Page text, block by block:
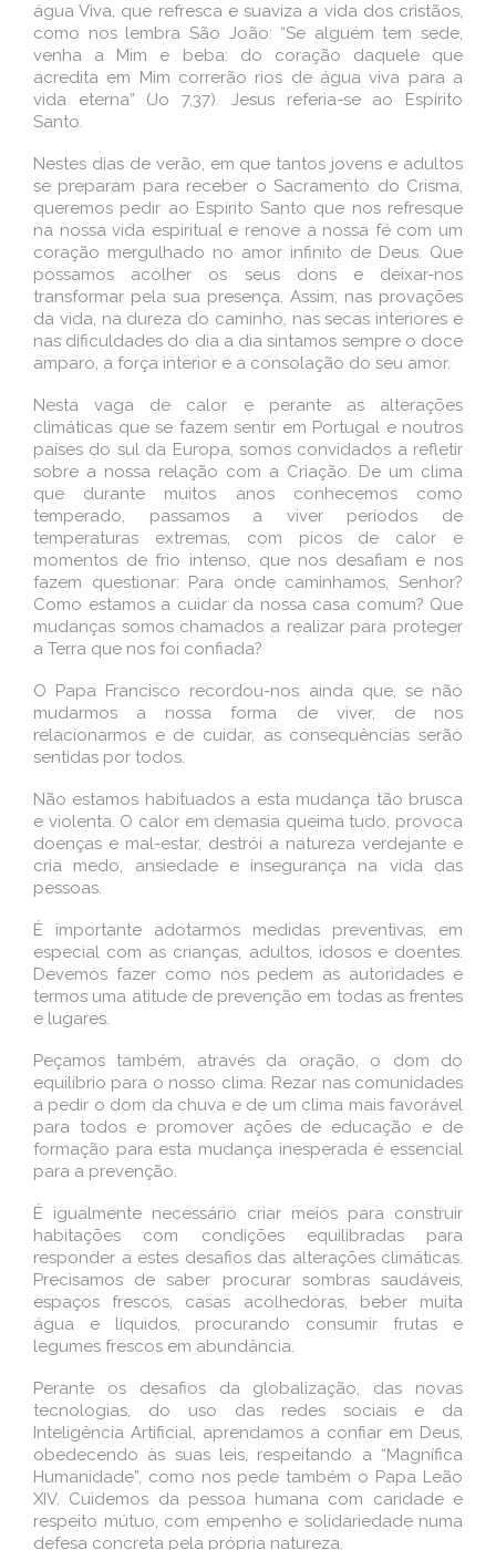
água Viva, que refresca e suaviza a vida dos cristãos,
como nos lembra São João: “Se alguém tem sede,
venha a Mim e beba: do coração daquele que
acredita em Mim correrão rios de água viva para a
vida eterna” (Jo 7,37). Jesus referia-se ao Espírito
Santo.
Nestes dias de verão, em que tantos jovens e adultos
se preparam para receber o Sacramento do Crisma,
queremos pedir ao Espírito Santo que nos refresque
na nossa vida espiritual e renove a nossa fé com um
coração mergulhado no amor infinito de Deus. Que
possamos acolher os seus dons e deixar-nos
transformar pela sua presença. Assim, nas provações
da vida, na dureza do caminho, nas secas interiores e
nas dificuldades do dia a dia sintamos sempre o doce
amparo, a força interior e a consolação do seu amor.
Nesta vaga de calor e perante as alterações
climáticas que se fazem sentir em Portugal e noutros
países do sul da Europa, somos convidados a refletir
sobre a nossa relação com a Criação. De um clima
que durante muitos anos conhecemos como
temperado, passamos a viver períodos de
temperaturas extremas, com picos de calor e
momentos de frio intenso, que nos desafiam e nos
fazem questionar: Para onde caminhamos, Senhor?
Como estamos a cuidar da nossa casa comum? Que
mudanças somos chamados a realizar para proteger
a Terra que nos foi confiada?
O Papa Francisco recordou-nos ainda que, se não
mudarmos a nossa forma de viver, de nos
relacionarmos e de cuidar, as consequências serão
sentidas por todos.
Não estamos habituados a esta mudança tão brusca
e violenta. O calor em demasia queima tudo, provoca
doenças e mal-estar, destrói a natureza verdejante e
cria medo, ansiedade e insegurança na vida das
pessoas.
É importante adotarmos medidas preventivas, em
especial com as crianças, adultos, idosos e doentes.
Devemos fazer como nos pedem as autoridades e
termos uma atitude de prevenção em todas as frentes
e lugares.
Peçamos também, através da oração, o dom do
equilíbrio para o nosso clima. Rezar nas comunidades
a pedir o dom da chuva e de um clima mais favorável
para todos e promover ações de educação e de
formação para esta mudança inesperada é essencial
para a prevenção.
É igualmente necessário criar meios para construir
habitações com condições equilibradas para
responder a estes de­sa­fios das alterações climáticas.
Pre­ci­­samos de saber procurar sombras sau­­dáveis,
espaços frescos, casas aco­lhe­­doras, beber muita
água e líquidos, pro­­curando consumir frutas e
legumes fres­­cos em abundância.
Perante os desafios da globalização, das novas
tecnologias, do uso das redes sociais e da
Inteligência Artificial, aprendamos a confiar em Deus,
obedecendo às suas leis, respeitando a “Magnífica
Humanidade”, como nos pede também o Papa Leão
XIV. Cuidemos da pessoa humana com caridade e
respeito mútuo, com empenho e solidariedade numa
defesa concreta pela própria natureza.